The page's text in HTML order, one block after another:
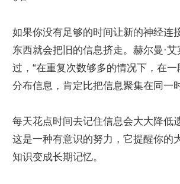
如果你没有足够的时间让新的神经连
东西就会把旧的信息挤走。赫尔曼·
过，“在重复次数够多的情况下，在
分布信息，肯定比把信息聚集在同一
每天花点时间去记住信息会大大降低
这是一种有意识的努力，它提醒你的
知识变成长期记忆。